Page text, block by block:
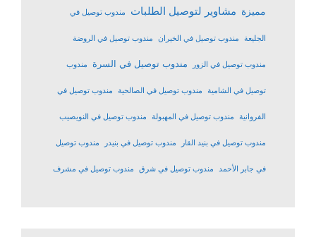
مميزة مشاوير لتوصيل الطلبات مندوب توصيل في
الجليعة مندوب توصيل في الخيران مندوب توصيل في الروضة
مندوب توصيل في الزور مندوب توصيل في السرة مندوب
توصيل في الشامية مندوب توصيل في الصالحية مندوب توصيل في
الفروانية مندوب توصيل في المهبولة مندوب توصيل في النويصيب
مندوب توصيل في بنيد القار مندوب توصيل في بنيدر مندوب توصيل
في جابر الأحمد مندوب توصيل في شرق مندوب توصيل في مشرف